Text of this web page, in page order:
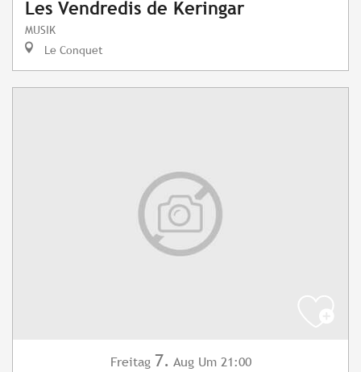
Les Vendredis de Keringar
MUSIK
Le Conquet
Freitag 7. Aug Um 21:00